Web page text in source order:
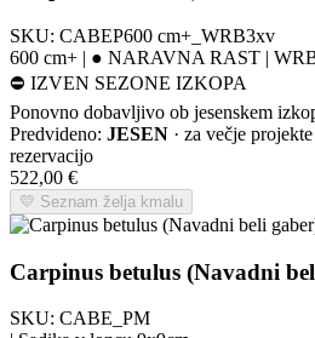
SKU: CABEP600 cm+_WRB3xv
600 cm+ | ● NARAVNA RAST |
⛔ IZVEN SEZONE IZKOPA
Ponovno dobavljivo ob jesenskem
Predvideno: JESEN · za večje
rezervacijo
522,00 €
💛 Seznam želja kmalu
Carpinus betulus (Navadni
SKU: CABE_PM